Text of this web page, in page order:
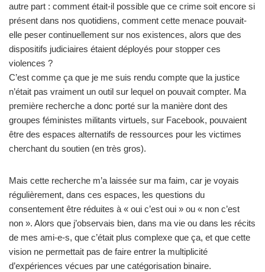
autre part : comment était-il possible que ce crime soit encore si
présent dans nos quotidiens, comment cette menace pouvait-
elle peser continuellement sur nos existences, alors que des
dispositifs judiciaires étaient déployés pour stopper ces
violences ?
C’est comme ça que je me suis rendu compte que la justice
n’était pas vraiment un outil sur lequel on pouvait compter. Ma
première recherche a donc porté sur la manière dont des
groupes féministes militants virtuels, sur Facebook, pouvaient
être des espaces alternatifs de ressources pour les victimes
cherchant du soutien (en très gros).
Mais cette recherche m’a laissée sur ma faim, car je voyais
régulièrement, dans ces espaces, les questions du
consentement être réduites à « oui c’est oui » ou « non c’est
non ». Alors que j’observais bien, dans ma vie ou dans les récits
de mes ami-e-s, que c’était plus complexe que ça, et que cette
vision ne permettait pas de faire entrer la multiplicité
d’expériences vécues par une catégorisation binaire.